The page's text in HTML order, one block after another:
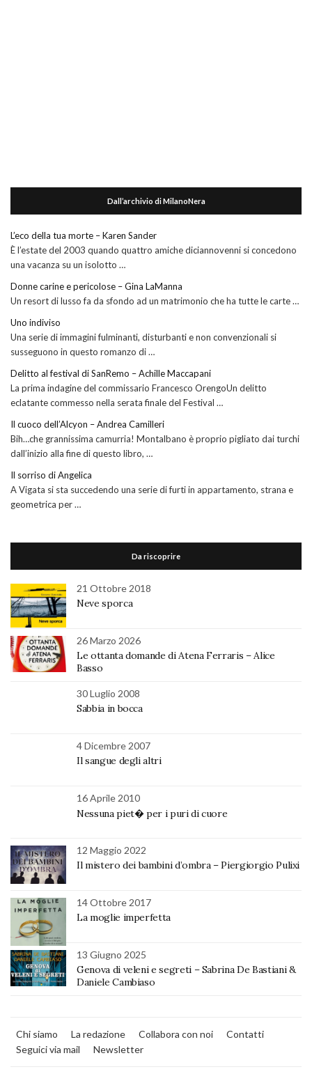
Dall’archivio di MilanoNera
L’eco della tua morte – Karen Sander
È l’estate del 2003 quando quattro amiche diciannovenni si concedono
una vacanza su un isolotto …
Donne carine e pericolose – Gina LaManna
Un resort di lusso fa da sfondo ad un matrimonio che ha tutte le carte …
Uno indiviso
Una serie di immagini fulminanti, disturbanti e non convenzionali si
susseguono in questo romanzo di …
Delitto al festival di SanRemo – Achille Maccapani
La prima indagine del commissario Francesco OrengoUn delitto
eclatante commesso nella serata finale del Festival …
Il cuoco dell’Alcyon – Andrea Camilleri
Bih…che grannissima camurria! Montalbano è proprio pigliato dai turchi
dall’inizio alla fine di questo libro, …
Il sorriso di Angelica
A Vigata si sta succedendo una serie di furti in appartamento, strana e
geometrica per …
Da riscoprire
21 Ottobre 2018
Neve sporca
26 Marzo 2026
Le ottanta domande di Atena Ferraris – Alice
Basso
30 Luglio 2008
Sabbia in bocca
4 Dicembre 2007
Il sangue degli altri
16 Aprile 2010
Nessuna piet� per i puri di cuore
12 Maggio 2022
Il mistero dei bambini d’ombra – Piergiorgio Pulixi
14 Ottobre 2017
La moglie imperfetta
13 Giugno 2025
Genova di veleni e segreti – Sabrina De Bastiani &
Daniele Cambiaso
Chi siamo La redazione Collabora con noi
Contatti
Seguici via mail
Newsletter